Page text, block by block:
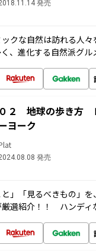
発売
クな自然は訪れる人
、進化する自然派グル
０２ 地球の歩き方
ヨーク
発売
と」「見るべきもの」
選紹介！！ ハンディ